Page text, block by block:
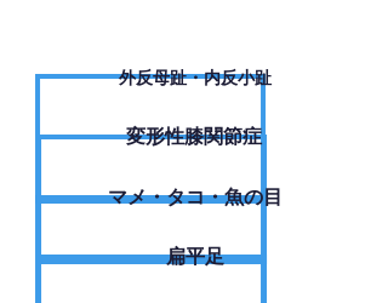
外反母趾・内反小趾
変形性膝関節症
​マメ・タコ・魚の目
扁平足